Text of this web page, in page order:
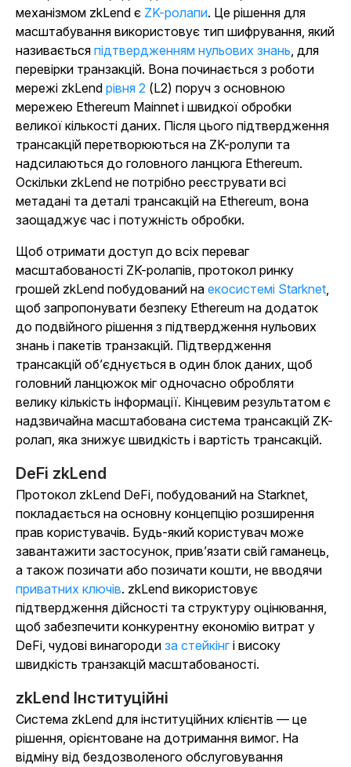
механізмом zkLend є ZK-ролапи. Це рішення для
масштабування використовує тип шифрування, який
називається підтвердженням нульових знань, для
перевірки транзакцій. Вона починається з роботи
мережі zkLend рівня 2 (L2) поруч з основною
мережею Ethereum Mainnet і швидкої обробки
великої кількості даних. Після цього підтвердження
трансакцій перетворюються на ZK-ролупи та
надсилаються до головного ланцюга Ethereum.
Оскільки zkLend не потрібно реєструвати всі
метадані та деталі трансакцій на Ethereum, вона
заощаджує час і потужність обробки.
Щоб отримати доступ до всіх переваг
масштабованості ZK-ролапів, протокол ринку
грошей zkLend побудований на екосистемі Starknet,
щоб запропонувати безпеку Ethereum на додаток
до подвійного рішення з підтвердження нульових
знань і пакетів транзакцій. Підтвердження
трансакцій об’єднується в один блок даних, щоб
головний ланцюжок міг одночасно обробляти
велику кількість інформації. Кінцевим результатом є
надзвичайна масштабована система трансакцій ZK-
ролап, яка знижує швидкість і вартість трансакцій.
DeFi zkLend
Протокол zkLend DeFi, побудований на Starknet,
покладається на основну концепцію розширення
прав користувачів. Будь-який користувач може
завантажити застосунок, прив’язати свій гаманець,
а також позичати або позичати кошти, не вводячи
приватних ключів. zkLend використовує
підтвердження дійсності та структуру оцінювання,
щоб забезпечити конкурентну економію витрат у
DeFi, чудові винагороди за стейкінгі високу
швидкість транзакцій масштабованості.
zkLend Інституційні
Система zkLend для інституційних клієнтів — це
рішення, орієнтоване на дотримання вимог. На
відміну від бездозволеного обслуговування